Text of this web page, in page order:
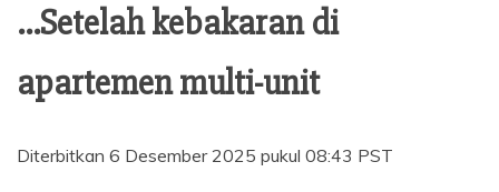
…Setelah kebakaran di
apartemen multi-unit
Diterbitkan 6 Desember 2025 pukul 08:43 PST